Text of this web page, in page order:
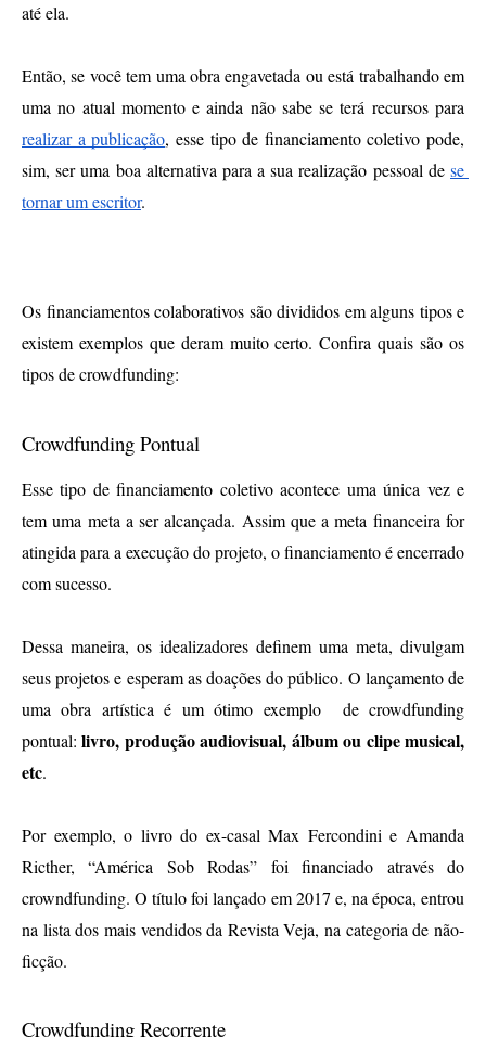
até ela.
Então, se você tem uma obra engavetada ou está trabalhando em
realizar a publicação, esse tipo de financiamento coletivo pode,
sim, ser uma boa alternativa para a sua realização pessoal de se
tornar um escritor.
Os financiamentos colaborativos são divididos em alguns tipos e
existem exemplos que deram muito certo. Confira quais são os
tipos de crowdfunding:
Crowdfunding Pontual
Esse tipo de financiamento coletivo acontece uma única vez e
tem uma meta a ser alcançada. Assim que a meta financeira for
atingida para a execução do projeto, o financiamento é encerrado
com sucesso.
Dessa maneira, os idealizadores definem uma meta, divulgam
seus projetos e esperam as doações do público. O lançamento de
uma obra artística é um ótimo exemplo  de crowdfunding
pontual: livro, produção audiovisual, álbum ou clipe musical,
etc.
Por exemplo, o livro do ex-casal Max Fercondini e Amanda
Ricther, “América Sob Rodas” foi financiado através do
crowndfunding. O título foi lançado em 2017 e, na época, entrou
na lista dos mais vendidos da Revista Veja, na categoria de não-
ficção.
Crowdfunding Recorrente